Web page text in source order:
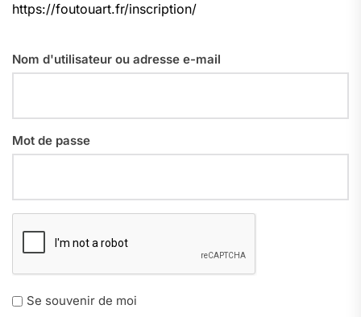
https://foutouart.fr/inscription/
Nom d'utilisateur ou adresse e-mail
Mot de passe
Se souvenir de moi